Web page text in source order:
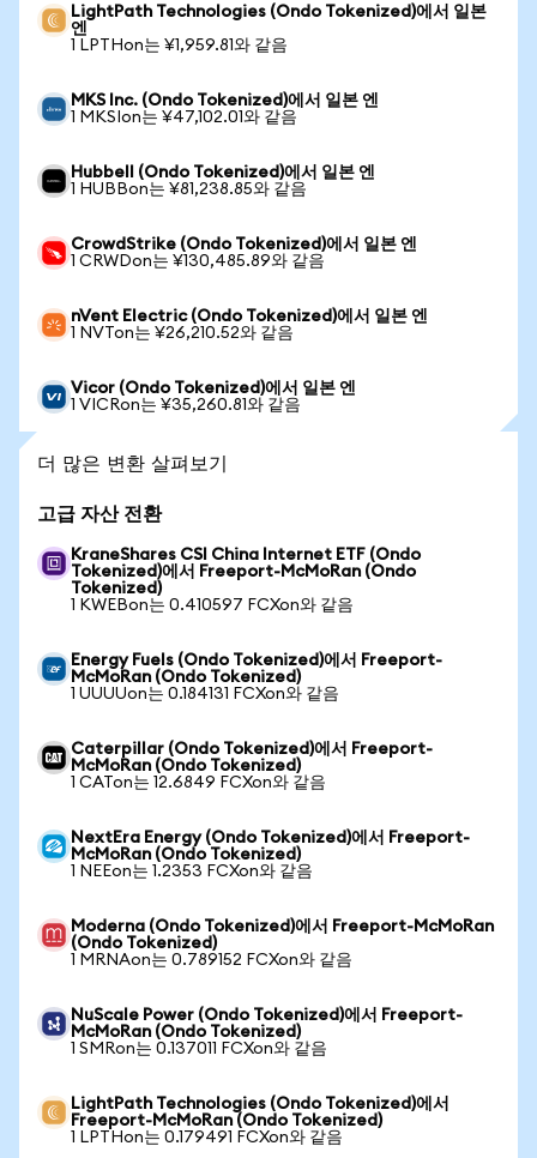
LightPath Technologies (Ondo Tokenized)에서 일본
엔
1 LPTHon는 ¥1,959.81와 같음
MKS Inc. (Ondo Tokenized)에서 일본 엔
1 MKSIon는 ¥47,102.01와 같음
Hubbell (Ondo Tokenized)에서 일본 엔
1 HUBBon는 ¥81,238.85와 같음
CrowdStrike (Ondo Tokenized)에서 일본 엔
1 CRWDon는 ¥130,485.89와 같음
nVent Electric (Ondo Tokenized)에서 일본 엔
1 NVTon는 ¥26,210.52와 같음
Vicor (Ondo Tokenized)에서 일본 엔
1 VICRon는 ¥35,260.81와 같음
더 많은 변환 살펴보기
고급 자산 전환
KraneShares CSI China Internet ETF (Ondo
Tokenized)에서 Freeport-McMoRan (Ondo
Tokenized)
1 KWEBon는 0.410597 FCXon와 같음
Energy Fuels (Ondo Tokenized)에서 Freeport-
McMoRan (Ondo Tokenized)
1 UUUUon는 0.184131 FCXon와 같음
Caterpillar (Ondo Tokenized)에서 Freeport-
McMoRan (Ondo Tokenized)
1 CATon는 12.6849 FCXon와 같음
NextEra Energy (Ondo Tokenized)에서 Freeport-
McMoRan (Ondo Tokenized)
1 NEEon는 1.2353 FCXon와 같음
Moderna (Ondo Tokenized)에서 Freeport-McMoRan
(Ondo Tokenized)
1 MRNAon는 0.789152 FCXon와 같음
NuScale Power (Ondo Tokenized)에서 Freeport-
McMoRan (Ondo Tokenized)
1 SMRon는 0.137011 FCXon와 같음
LightPath Technologies (Ondo Tokenized)에서
Freeport-McMoRan (Ondo Tokenized)
1 LPTHon는 0.179491 FCXon와 같음